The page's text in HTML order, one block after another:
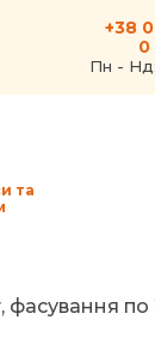
+38
0
Пн -
та
по